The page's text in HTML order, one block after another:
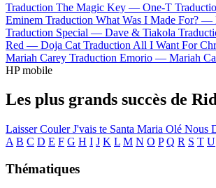
Traduction The Magic Key — One-T
Eminem Traduction What Was I Made For? —
Traduction Special — Dave & Tiakola
Red — Doja Cat Traduction All I Want For
Mariah Carey Traduction Emorio — Mariah
HP mobile
Les plus grands succès de
Laisser CoulerJ'vais te Santa Maria Olé Nous
A B C D E F G H I J K L M N O P Q R S T U
Thématiques